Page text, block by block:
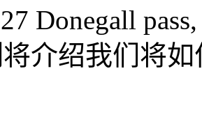
Donegall
介绍我们将